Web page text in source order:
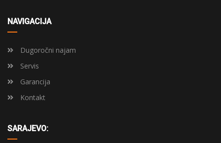
NAVIGACIJA
Dugoročni najam
Servis
Garancija
Kontakt
SARAJEVO: